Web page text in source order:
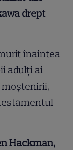
drept
înaintea
adulți ai
Hackman,